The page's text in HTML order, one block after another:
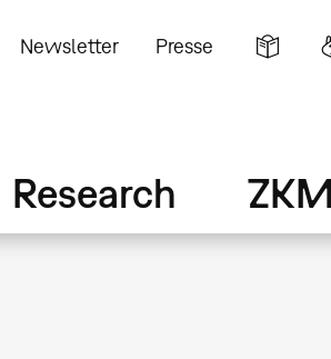
Newsletter Presse
Research ZKM